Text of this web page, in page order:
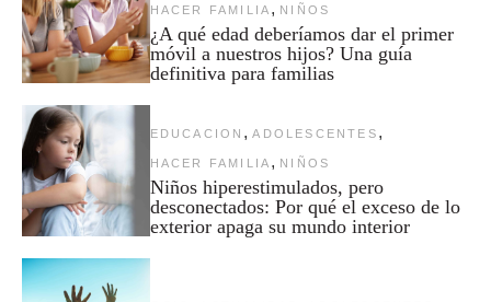
HACER FAMILIA , NIÑOS
¿A qué edad deberíamos dar el primer
móvil a nuestros hijos? Una guía
definitiva para familias
EDUCACION , ADOLESCENTES ,
HACER FAMILIA , NIÑOS
Niños hiperestimulados, pero
desconectados: Por qué el exceso de lo
exterior apaga su mundo interior